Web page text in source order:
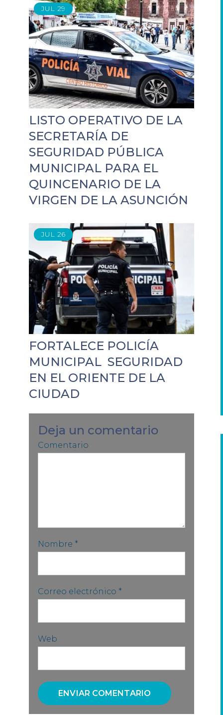
JUL 29
LISTO OPERATIVO DE LA
SECRETARÍA DE
SEGURIDAD PÚBLICA
MUNICIPAL PARA EL
QUINCENARIO DE LA
VIRGEN DE LA ASUNCIÓN
JUL 26
FORTALECE POLICÍA
MUNICIPAL SEGURIDAD
EN EL ORIENTE DE LA
CIUDAD
Deja un comentario
Comentario
Nombre *
Correo electrónico *
Web